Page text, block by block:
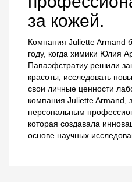
за кожей.
Компания Juliette Armand
году, когда химики Юлия
Папаэфстратиу решили
красоты, исследовать
свои личные ценности
компания Juliette Armand,
персональным
которая создавала
основе научных